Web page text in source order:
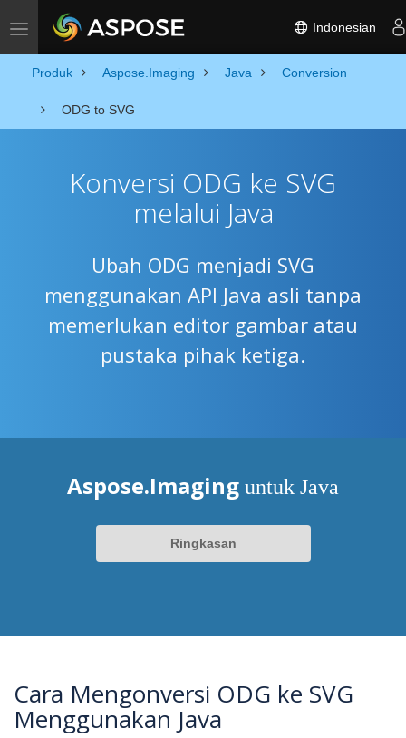
Toggle navigation Indonesian
Produk Aspose.Imaging Java Conversion
ODG to SVG
Konversi ODG ke SVG
melalui Java
Ubah ODG menjadi SVG
menggunakan API Java asli tanpa
memerlukan editor gambar atau
pustaka pihak ketiga.
Aspose.Imaging untuk Java
Ringkasan
Cara Mengonversi ODG ke SVG
Menggunakan Java